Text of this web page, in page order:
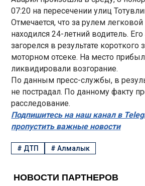
07:20 на пересечении улиц
Отмечается, что за рулем
находился 24-летний водитель.
загорелся в результате короткого
моторном отсеке. На место
ликвидировали возгорание.
По данным пресс-службы, в
не пострадал. По данному факту
расследование.
Подпишитесь на наш канал в
пропустить важные новости
# ДТП #Алмалык